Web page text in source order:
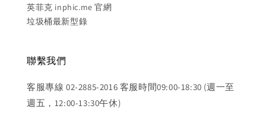
英菲克 inphic.me 官網
垃圾桶最新型錄
聯繫我們
客服專線 02-2885-2016 客服時間09:00-18:30 (週一至
週五，12:00-13:30午休)